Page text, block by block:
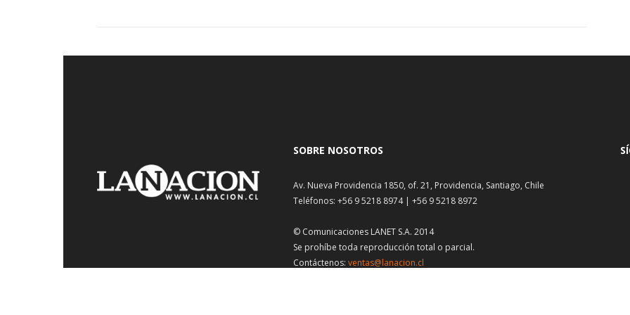
SOBRE NOSOTROS
Av. Nueva Providencia 1850, of. 21, Providencia, Santiago, Chile
Teléfonos: +56 9 5218 8974 | +56 9 5218 8972
© Comunicaciones LANET S.A. 2014
Se prohíbe toda reproducción total o parcial.
Contáctenos: ventas@lanacion.cl